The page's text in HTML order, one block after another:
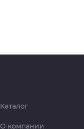
Каталог
О компании